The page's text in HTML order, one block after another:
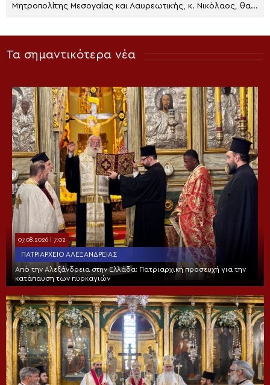
Μητροπολίτης Μεσογαίας και Λαυρεωτικής, κ. Νικόλαος, θα...
Τα σημαντικότερα νέα
07.08.2026 | 7:02
ΠΑΤΡΙΑΡΧΕΊΟ ΑΛΕΞΑΝΔΡΕΊΑΣ
Από την Αλεξάνδρεια στην Ελλάδα: Πατριαρχική προσευχή για την
κατάπαυση των πυρκαγιών